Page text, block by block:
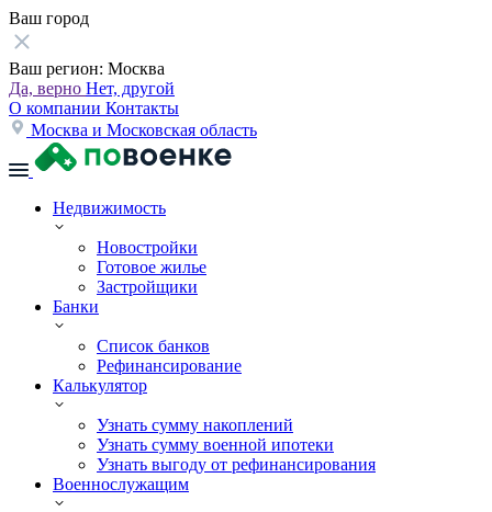
Ваш город
Ваш регион: Москва
Да, верно Нет, другой
О компании Контакты
Москва и Московская область
Недвижимость
Новостройки
Готовое жилье
Застройщики
Банки
Список банков
Рефинансирование
Калькулятор
Узнать сумму накоплений
Узнать сумму военной ипотеки
Узнать выгоду от рефинансирования
Военнослужащим